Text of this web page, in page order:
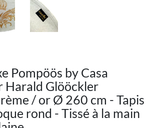
Pompöös by Casa
Harald Glööckler
/ or Ø 260 cm - Tapis
rond - Tissé à la main